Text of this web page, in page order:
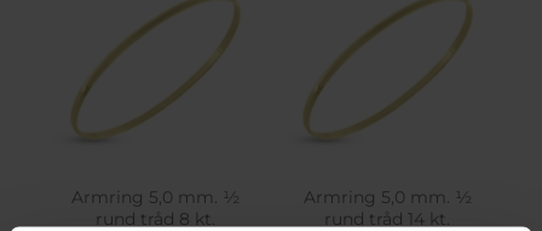
Armring 5,0 mm. ½
rund tråd 8 kt.
Armring 5,0 mm. ½
rund tråd 14 kt.